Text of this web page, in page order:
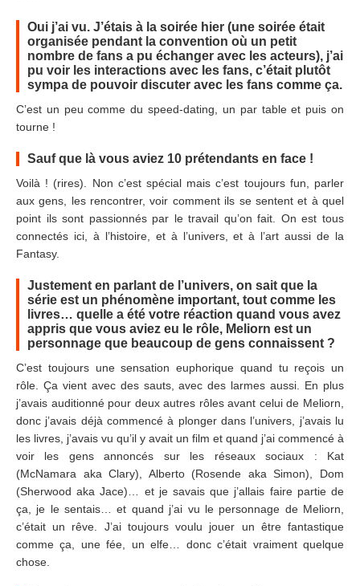
Oui j’ai vu. J’étais à la soirée hier (une soirée était
organisée pendant la convention où un petit
nombre de fans a pu échanger avec les acteurs), j’ai
pu voir les interactions avec les fans, c’était plutôt
sympa de pouvoir discuter avec les fans comme ça.
C’est un peu comme du speed-dating, un par table et puis on
tourne !
Sauf que là vous aviez 10 prétendants en face !
Voilà ! (rires). Non c’est spécial mais c’est toujours fun, parler
aux gens, les rencontrer, voir comment ils se sentent et à quel
point ils sont passionnés par le travail qu’on fait. On est tous
connectés ici, à l’histoire, et à l’univers, et à l’art aussi de la
Fantasy.
Justement en parlant de l’univers, on sait que la
série est un phénomène important, tout comme les
livres… quelle a été votre réaction quand vous avez
appris que vous aviez eu le rôle, Meliorn est un
personnage que beaucoup de gens connaissent ?
C’est toujours une sensation euphorique quand tu reçois un
rôle. Ça vient avec des sauts, avec des larmes aussi. En plus
j’avais auditionné pour deux autres rôles avant celui de Meliorn,
donc j’avais déjà commencé à plonger dans l’univers, j’avais lu
les livres, j’avais vu qu’il y avait un film et quand j’ai commencé à
voir les gens annoncés sur les réseaux sociaux : Kat
(McNamara aka Clary), Alberto (Rosende aka Simon), Dom
(Sherwood aka Jace)… et je savais que j’allais faire partie de
ça, je le sentais… et quand j’ai vu le personnage de Meliorn,
c’était un rêve. J’ai toujours voulu jouer un être fantastique
comme ça, une fée, un elfe… donc c’était vraiment quelque
chose.